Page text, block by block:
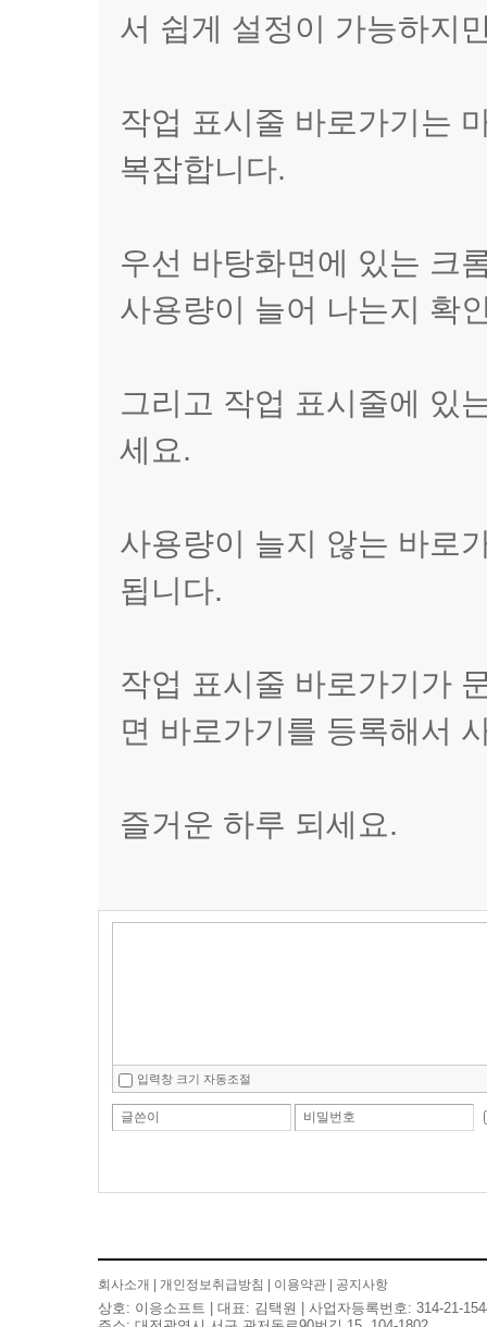
서 쉽게 설정이 가능하지
작업 표시줄 바로가기는
복잡합니다.
우선 바탕화면에 있는 크
사용량이 늘어 나는지 확
그리고 작업 표시줄에 있
세요.
사용량이 늘지 않는 바로
됩니다.
작업 표시줄 바로가기가
면 바로가기를 등록해서
즐거운 하루 되세요.
입력창 크기 자동조절
글쓴이 비밀번호
회사소개 개인정보취급방침 이용약관 공지사항
상호: 이응소프트 | 대표: 김택원 | 사업자등록번호: 314-21-